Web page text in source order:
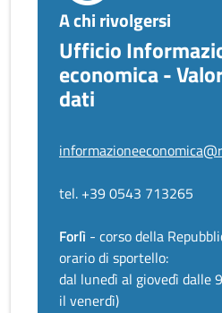
A chi rivolgersi
Ufficio
economica -
dati
tel. +39 0543 713265
Forlì - corso della
orario di sportello:
dal lunedì al giovedì dalle
il venerdì)